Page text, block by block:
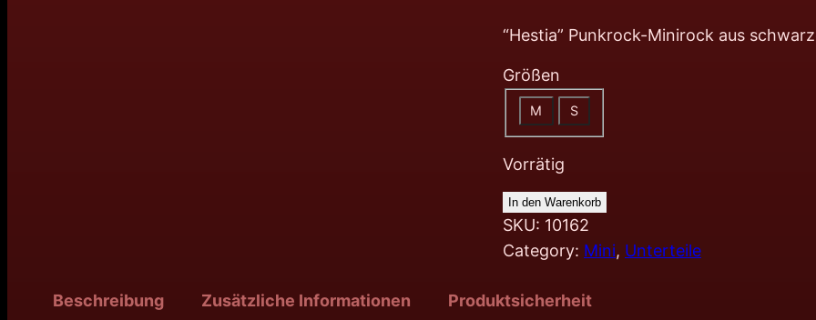
“Hestia” Punkrock-Minirock aus
Größen
M S
Vorrätig
In den Warenkorb
SKU: 10162
Category: Mini, Unterteile
Beschreibung Zusätzliche Informationen Produktsicherheit